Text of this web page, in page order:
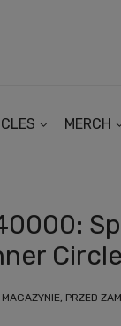
MERCH
PRZED